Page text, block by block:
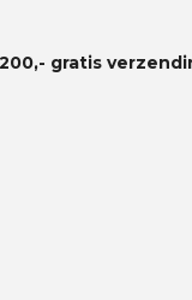
gratis